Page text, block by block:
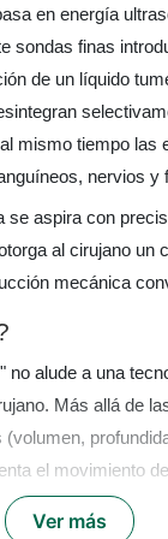
en energía
sondas finas
de un líquido
mismo tiempo las
nervios y
se aspira con
al cirujano un
mecánica
no alude a una
Más allá de
el movimiento
lucir naturales
Ver más